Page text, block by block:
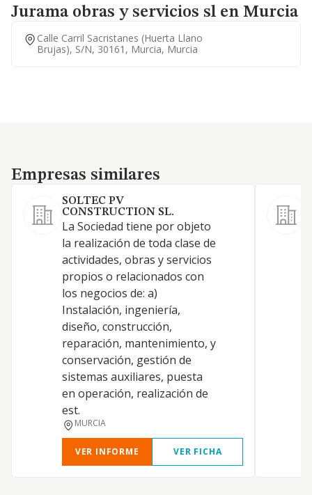
Jurama obras y servicios sl en Murcia
Calle Carril Sacristanes (huerta Llano
Brujas), S/n, 30161, Murcia, Murcia
Empresas similares
Empresas similares
SOLTEC PV
CONSTRUCTION SL.
La Sociedad tiene por objeto
la realización de toda clase de
actividades, obras y servicios
propios o relacionados con
los negocios de: a)
Instalación, ingeniería,
diseño, construcción,
reparación, mantenimiento, y
conservación, gestión de
sistemas auxiliares, puesta
en operación, realización de
est.
MURCIA
VER INFORME VER FICHA